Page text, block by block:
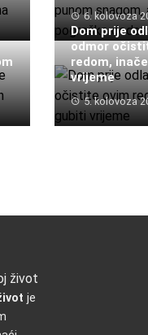
6. kolovoza
Dom prije
odmor
redom,
vrijeme
5. kolovoza
je